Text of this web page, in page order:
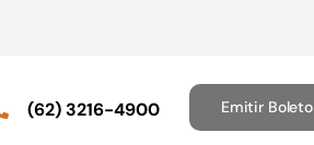
(62) 3216-4900 Emitir Boleto